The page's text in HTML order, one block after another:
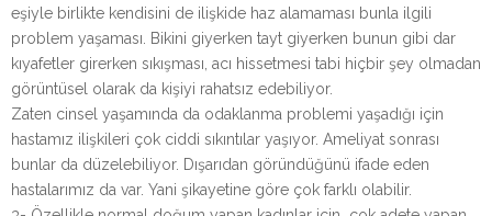
eşiyle birlikte kendisini de ilişkide haz alamaması bunla ilgili
problem yaşaması. Bikini giyerken tayt giyerken bunun gibi dar
kıyafetler girerken sıkışması, acı hissetmesi tabi hiçbir şey olmadan
görüntüsel olarak da kişiyi rahatsız edebiliyor.
Zaten cinsel yaşamında da odaklanma problemi yaşadığı için
hastamız ilişkileri çok ciddi sıkıntılar yaşıyor. Ameliyat sonrası
bunlar da düzelebiliyor. Dışarıdan göründüğünü ifade eden
hastalarımız da var. Yani şikayetine göre çok farklı olabilir.